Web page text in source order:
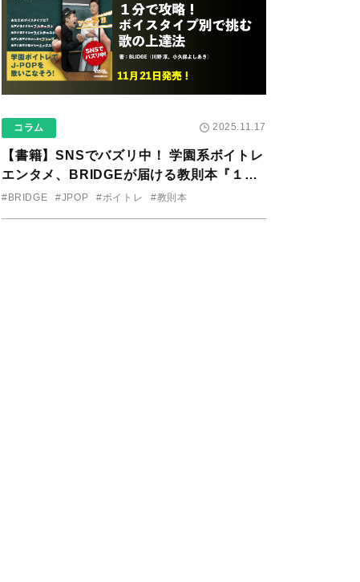
コラム 2025.11.17
【書籍】SNSでバズリ中！ 学園系ボイトレ
エンタメ、BRIDGEが届ける教則本『１分
で攻略！ ボイスタイプ別で挑む歌の上達
#BRIDGE #JPOP #ボイトレ #教則本